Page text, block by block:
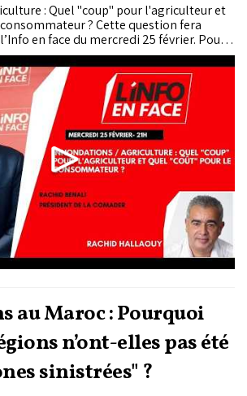
: Quel "coup" pour l'agriculteur et
? Cette question fera
en face du mercredi 25 février. Pour
reçoit Rachid Benali, président
Marocaine de l’Agriculture et
au Maroc : Pourquoi
n’ont-elles pas été
sinistrées" ?